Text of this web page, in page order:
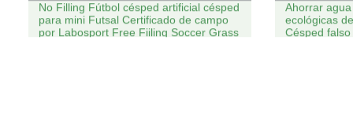
No Filling Fútbol césped artificial césped
para mini Futsal Certificado de campo
por Labosport Free Fiiling Soccer Grass
Ahorrar
ecológicas
Césped